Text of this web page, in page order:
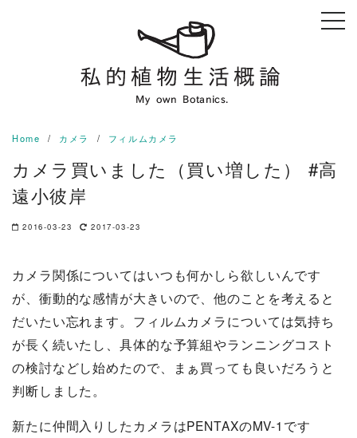
Home カメラ フィルムカメラ
カメラ買いました（買い増した） #高
遠小彼岸
2016-03-23 2017-03-23
カメラ関係についてはいつも何かしら欲しいんです
が、衝動的な感情が大きいので、他のことを考えると
だいたい忘れます。フィルムカメラについては気持ち
が長く続いたし、具体的な予算組やランニングコスト
の検討などし始めたので、まぁ買っても良いだろうと
判断しました。
新たに仲間入りしたカメラはPENTAXのMV-1です